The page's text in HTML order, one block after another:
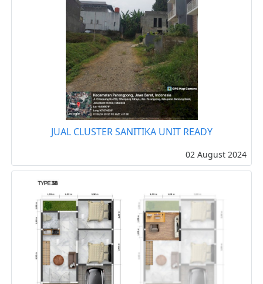
JUAL CLUSTER SANITIKA UNIT READY
02 August 2024